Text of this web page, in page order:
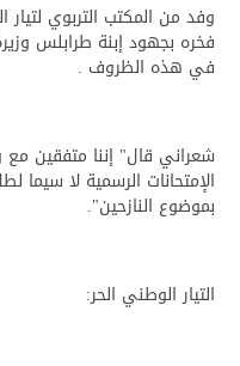
وفد من المكتب التربوي لتيار
فخره بجهود إبنة طرابلس
في هذه الظروف .
شعراني قال" إننا متفقين مع
الإمتحانات الرسمية لا سيما
بموضوع النازحين".
التيار الوطني الحر: